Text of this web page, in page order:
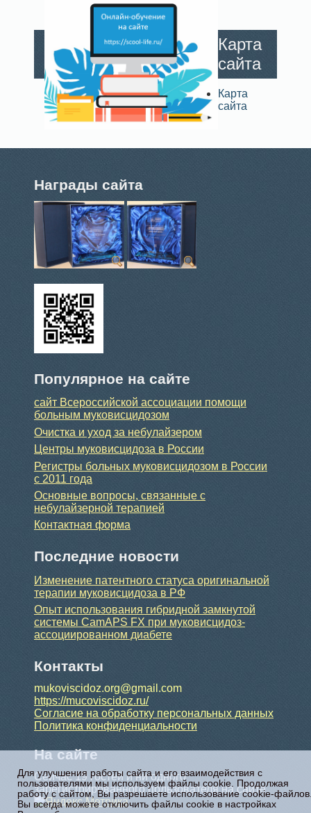
Карта
сайта
Карта
сайта
Награды сайта
Популярное на сайте
сайт Всероссийской ассоциации помощи
больным муковисцидозом
Очистка и уход за небулайзером
Центры муковисцидоза в России
Регистры больных муковисцидозом в России
с 2011 года
Основные вопросы, связанные с
небулайзерной терапией
Контактная форма
Последние новости
Изменение патентного статуса оригинальной
терапии муковисцидоза в РФ
Опыт использования гибридной замкнутой
системы CamAPS FX при муковисцидоз-
ассоциированном диабете
Контакты
mukoviscidoz.org@gmail.com
https://mucoviscidoz.ru/
Согласие на обработку персональных данных
Политика конфиденциальности
На сайте
Сейчас 19 гостей и ни одного
зарегистрированного пользователя на сайте
Для улучшения работы сайта и его взаимодействия с
пользователями мы используем файлы cookie. Продолжая
работу с сайтом, Вы разрешаете использование cookie-
Вы всегда можете отключить файлы cookie в настройках